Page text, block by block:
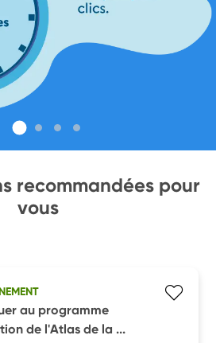
recommandées pour
vous
au programme
de l'Atlas de la ...